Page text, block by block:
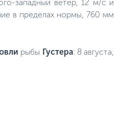
западный ветер, 12 м/с и
в пределах нормы, 760 мм
рыбы Густера: 8 августа,